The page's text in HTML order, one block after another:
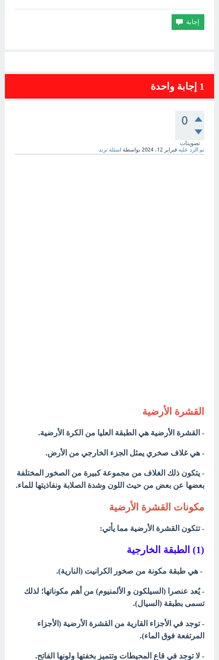
1 إجابة واحدة
0
تصويتات
تم الرد عليه فبراير 12، 2024 بواسطة اسئلة ترند
القشرة الأرضية
- القشرة الأرضية هي الطبقة العليا من الكرة الأرضية.
- هي غلاف صخري يمثل الجزء الخارجي من الأرض.
- يتكون ذلك الغلاف من مجموعة كبيرة من الصخور المختلفة
بعضها عن بعض من حيث اللون وشدة الصلابة ونفاذيتها للماء.
مكونات القشرة الأرضية
- تتكون القشرة الأرضية مما يأتي:
(1) الطبقة الخارجية
- هي طبقة مكونة من صخور الكرانيت (النارية).
- يُعد عنصرا (السيلكون و الألمنيوم) من أهم مكوناتها؛ لذلك
تسمى بطبقة (السيال).
- توجد في الأجزاء القارية من القشرة الأرضية (الأجزاء
المرتفعة فوق الماء).
- لا توجد في قاع المحيطات وتتميز بخفتها ولونها الفاتح.